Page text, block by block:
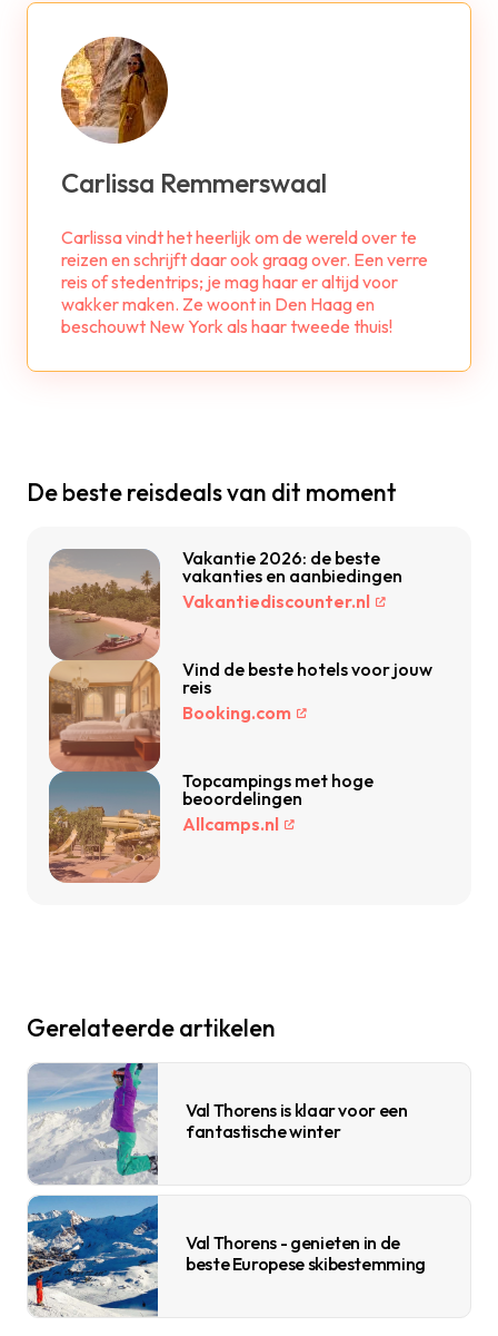
Carlissa Remmerswaal
Carlissa vindt het heerlijk om de wereld over te
reizen en schrijft daar ook graag over. Een verre
reis of stedentrips; je mag haar er altijd voor
wakker maken. Ze woont in Den Haag en
beschouwt New York als haar tweede thuis!
De beste reisdeals van dit moment
Vakantie 2026: de beste
vakanties en aanbiedingen
Vakantiediscounter.nl
Vind de beste hotels voor jouw
reis
Booking.com
Topcampings met hoge
beoordelingen
Allcamps.nl
Gerelateerde artikelen
Val Thorens is klaar voor een
fantastische winter
Val Thorens - genieten in de
beste Europese skibestemming